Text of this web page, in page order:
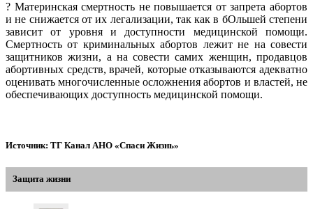
? Материнская смертность не повышается от запрета абортов
и не снижается от их легализации, так как в бОльшей степени
зависит от уровня и доступности медицинской помощи.
Смертность от криминальных абортов лежит не на совести
защитников жизни, а на совести самих женщин, продавцов
абортивных средств, врачей, которые отказываются адекватно
оценивать многочисленные осложнения абортов и властей, не
обеспечивающих доступность медицинской помощи.
Источник: ТГ Канал АНО «Спаси Жизнь»
Защита жизни